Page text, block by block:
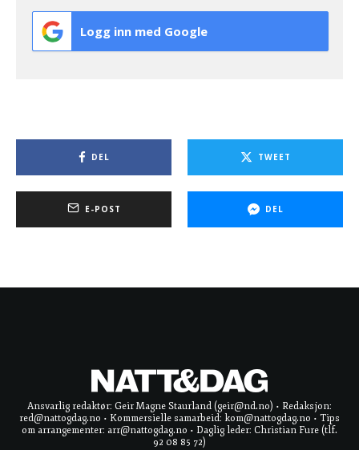
Logg inn med Google
DEL TWEET
E-POST DEL
Ansvarlig redaktør: Geir Magne Staurland (geir@nd.no) • Redaksjon:
red@nattogdag.no • Kommersielle samarbeid: kom@nattogdag.no • Tips
om arrangementer: arr@nattogdag.no • Daglig leder: Christian Fure (tlf.
92 08 85 72)